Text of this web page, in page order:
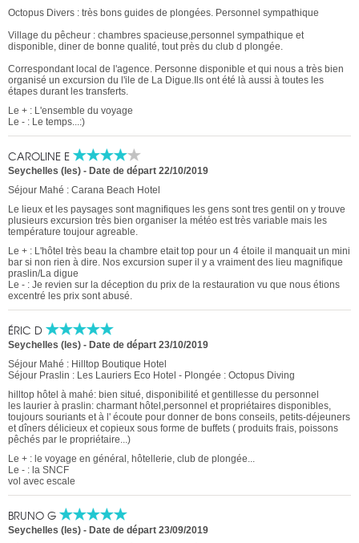
Octopus Divers : très bons guides de plongées. Personnel sympathique
Village du pêcheur : chambres spacieuse,personnel sympathique et
disponible, diner de bonne qualité, tout près du club d plongée.
Correspondant local de l'agence. Personne disponible et qui nous a très bien
organisé un excursion du l'ile de La Digue.Ils ont été là aussi à toutes les
étapes durant les transferts.
Le + : L'ensemble du voyage
Le - : Le temps...:)
CAROLINE E
Seychelles (les) - Date de départ 22/10/2019
Séjour Mahé : Carana Beach Hotel
Le lieux et les paysages sont magnifiques les gens sont tres gentil on y trouve
plusieurs excursion très bien organiser la météo est très variable mais les
température toujour agreable.
Le + : L'hôtel très beau la chambre etait top pour un 4 étoile il manquait un mini
bar si non rien à dire. Nos excursion super il y a vraiment des lieu magnifique
praslin/La digue
Le - : Je revien sur la déception du prix de la restauration vu que nous étions
excentré les prix sont abusé.
ÉRIC D
Seychelles (les) - Date de départ 23/10/2019
Séjour Mahé : Hilltop Boutique Hotel
Séjour Praslin : Les Lauriers Eco Hotel - Plongée : Octopus Diving
hilltop hôtel à mahé: bien situé, disponibilité et gentillesse du personnel
les laurier à praslin: charmant hôtel,personnel et propriétaires disponibles,
toujours souriants et à l' écoute pour donner de bons conseils, petits-déjeuners
et dîners délicieux et copieux sous forme de buffets ( produits frais, poissons
pêchés par le propriétaire...)
Le + : le voyage en général, hôtellerie, club de plongée...
Le - : la SNCF
vol avec escale
BRUNO G
Seychelles (les) - Date de départ 23/09/2019